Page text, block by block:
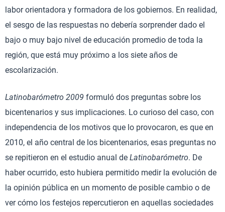
labor orientadora y formadora de los gobiernos. En realidad,
el sesgo de las respuestas no debería sorprender dado el
bajo o muy bajo nivel de educación promedio de toda la
región, que está muy próximo a los siete años de
escolarización.
Latinobarómetro 2009 formuló dos preguntas sobre los
bicentenarios y sus implicaciones. Lo curioso del caso, con
independencia de los motivos que lo provocaron, es que en
2010, el año central de los bicentenarios, esas preguntas no
se repitieron en el estudio anual de Latinobarómetro. De
haber ocurrido, esto hubiera permitido medir la evolución de
la opinión pública en un momento de posible cambio o de
ver cómo los festejos repercutieron en aquellas sociedades